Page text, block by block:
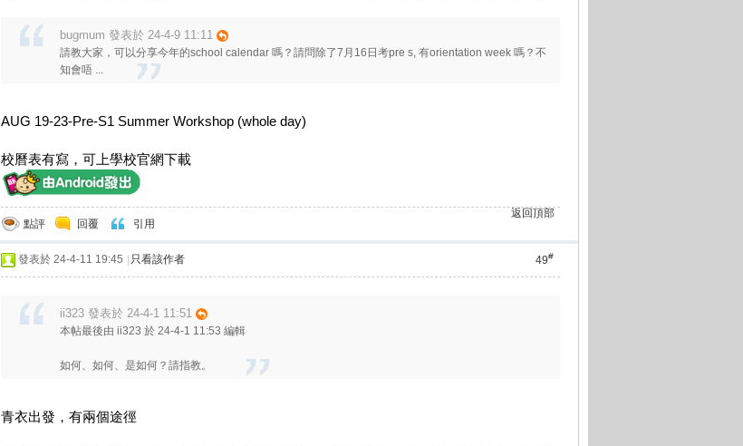
bugmum 發表於 24-4-9 11:11
請教大家，可以分享今年的school calendar 嗎？請問除了7月16日考pre s, 有orientation week 嗎？不
知會唔 ...
AUG 19-23-Pre-S1 Summer Workshop (whole day)
校曆表有寫，可上學校官網下載
點評 回覆 引用
返回頂部
49#
發表於 24-4-11 19:45 只看該作者
ii323 發表於 24-4-1 11:51
本帖最後由 ii323 於 24-4-1 11:53 編輯
如何、如何、是如何？請指教。
青衣出發，有兩個途徑